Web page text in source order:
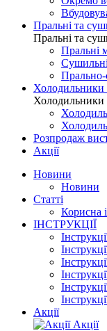
Пральні та
Пральні та
Пральні
Холодильники
Холодильники
Розпродаж
Акції
Новини
Новини
Статті
Корисна
ІНСТРУКЦІЇ
Акції
Акції